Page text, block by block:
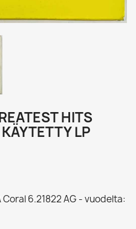
HITS
LP
6.21822 AG - vuodelta: